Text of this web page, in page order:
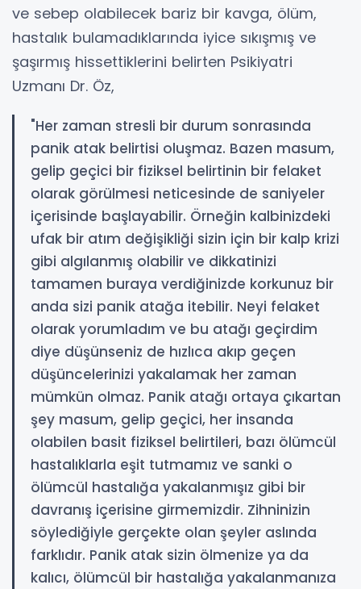
ve sebep olabilecek bariz bir kavga, ölüm,
hastalık bulamadıklarında iyice sıkışmış ve
şaşırmış hissettiklerini belirten Psikiyatri
Uzmanı Dr. Öz,
"Her zaman stresli bir durum sonrasında
panik atak belirtisi oluşmaz. Bazen masum,
gelip geçici bir fiziksel belirtinin bir felaket
olarak görülmesi neticesinde de saniyeler
içerisinde başlayabilir. Örneğin kalbinizdeki
ufak bir atım değişikliği sizin için bir kalp krizi
gibi algılanmış olabilir ve dikkatinizi
tamamen buraya verdiğinizde korkunuz bir
anda sizi panik atağa itebilir. Neyi felaket
olarak yorumladım ve bu atağı geçirdim
diye düşünseniz de hızlıca akıp geçen
düşüncelerinizi yakalamak her zaman
mümkün olmaz. Panik atağı ortaya çıkartan
şey masum, gelip geçici, her insanda
olabilen basit fiziksel belirtileri, bazı ölümcül
hastalıklarla eşit tutmamız ve sanki o
ölümcül hastalığa yakalanmışız gibi bir
davranış içerisine girmemizdir. Zihninizin
söylediğiyle gerçekte olan şeyler aslında
farklıdır. Panik atak sizin ölmenize ya da
kalıcı, ölümcül bir hastalığa yakalanmanıza